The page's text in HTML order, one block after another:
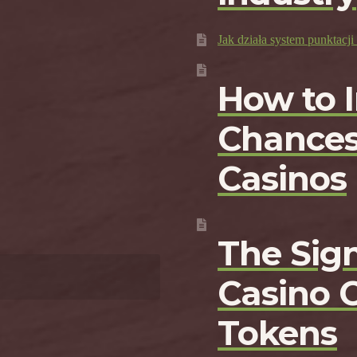
Jak działa system
How to
Casinos
The
Casino
Tokens